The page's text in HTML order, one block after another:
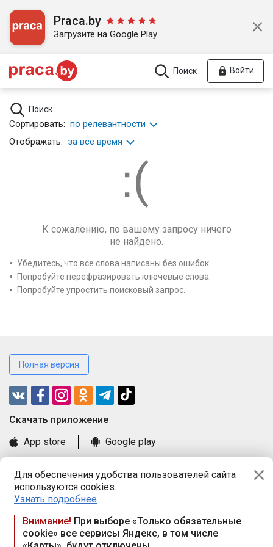
Для обеспечения удобства пользователей сайта
используются cookies.
Узнать подробнее
Внимание! При выборе «Только обязательные
cookie» все сервисы Яндекс, в том числе
Praca.by
Загрузите на Google Play
Поиск Войти
Поиск
Сортировать: по релевантности
Отображать: за все время
К сожалению, по вашему запросу ничего
не найдено.
Убедитесь, что все слова написаны без ошибок.
Попробуйте перефразировать ключевые слова.
Попробуйте упростить поисковый запрос.
Полная версия
Cкачать приложение
App store
Google play
Книга замечаний и предложений
Правила и документы
Praca.by © 2000—2026, ООО «ПРАЦА БАЙ»
Республика Беларусь, 220114, г. Минск, пр-т Независимости
117а, пом. № 9.